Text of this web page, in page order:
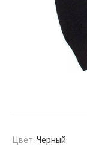
Цвет: Черный